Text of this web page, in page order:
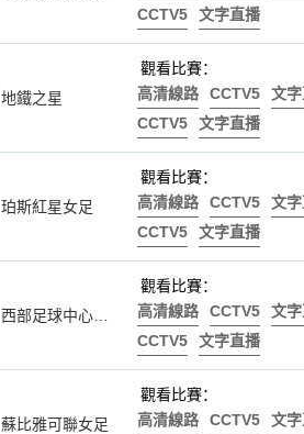
CCTV5
文字直播
地鐵之星
觀看比賽：
高清線路
CCTV5
文
CCTV5
文字直播
珀斯紅星女足
觀看比賽：
高清線路
CCTV5
文
CCTV5
文字直播
觀看比賽：
高清線路
CCTV5
文
CCTV5
文字直播
蘇比雅可聯女足
觀看比賽：
高清線路
CCTV5
文